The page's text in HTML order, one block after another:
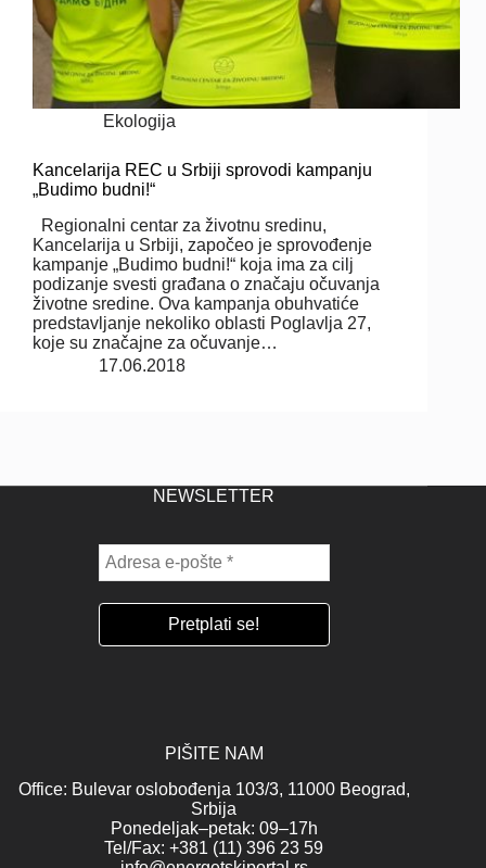
Ekologija
Kancelarija REC u Srbiji sprovodi kampanju
„Budimo budni!“
Regionalni centar za životnu sredinu,
Kancelarija u Srbiji, započeo je sprovođenje
kampanje „Budimo budni!“ koja ima za cilj
podizanje svesti građana o značaju očuvanja
životne sredine. Ova kampanja obuhvatiće
predstavljanje nekoliko oblasti Poglavlja 27,
koje su značajne za očuvanje…
17.06.2018
NEWSLETTER
PIŠITE NAM
Office: Bulevar oslobođenja 103/3, 11000 Beograd,
Srbija
Ponedeljak–petak: 09–17h
Tel/Fax: +381 (11) 396 23 59